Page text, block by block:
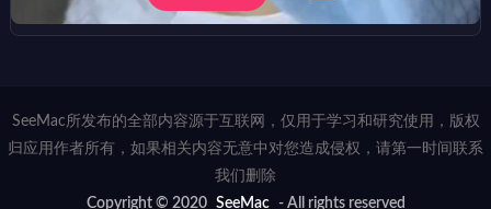
SeeMac所发布的全部内容源于互联网，仅用于学习和研究使用，版权
归应用作者所有，如果相关内容无意中对您造成侵权，请第一时间联系
我们删除
Copyright © 2020 SeeMac - All rights reserved